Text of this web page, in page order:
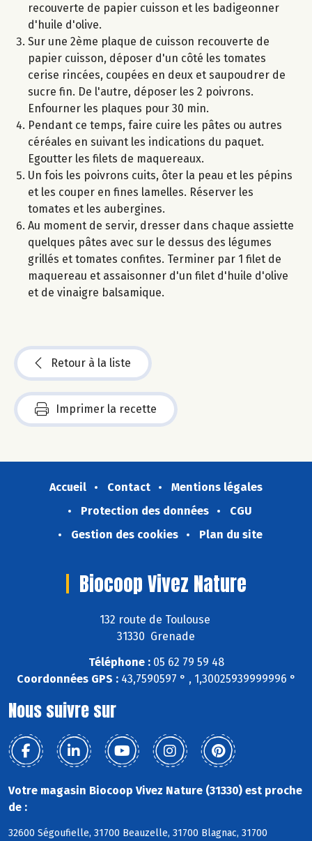
recouverte de papier cuisson et les badigeonner
d'huile d'olive.
Sur une 2ème plaque de cuisson recouverte de
papier cuisson, déposer d'un côté les tomates
cerise rincées, coupées en deux et saupoudrer de
sucre fin. De l'autre, déposer les 2 poivrons.
Enfourner les plaques pour 30 min.
Pendant ce temps, faire cuire les pâtes ou autres
céréales en suivant les indications du paquet.
Egoutter les filets de maquereaux.
Un fois les poivrons cuits, ôter la peau et les pépins
et les couper en fines lamelles. Réserver les
tomates et les aubergines.
Au moment de servir, dresser dans chaque assiette
quelques pâtes avec sur le dessus des légumes
grillés et tomates confites. Terminer par 1 filet de
maquereau et assaisonner d'un filet d'huile d'olive
et de vinaigre balsamique.
Retour à la liste
Imprimer la recette
Accueil Contact
Mentions légales
Protection des données
CGU
Gestion des cookies
Plan du site
Biocoop Vivez Nature
132 route de Toulouse
31330 Grenade
Téléphone :05 62 79 59 48
Coordonnées GPS :43,7590597 ° , 1,30025939999996 °
Nous suivre sur
Votre magasin Biocoop Vivez Nature (31330) est proche
de :
32600 Ségoufielle, 31700 Beauzelle, 31700 Blagnac, 31700